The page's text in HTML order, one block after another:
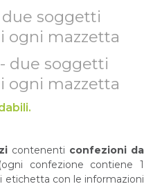
soggetti
ogni mazzetta
due soggetti
ogni mazzetta
contenenti confezioni da
(ogni confezione contiene 1
etichetta con le informazioni